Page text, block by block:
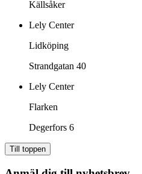
Källsåker
Lely Center
Lidköping
Strandgatan 40
Lely Center
Flarken
Degerfors 6
Till toppen